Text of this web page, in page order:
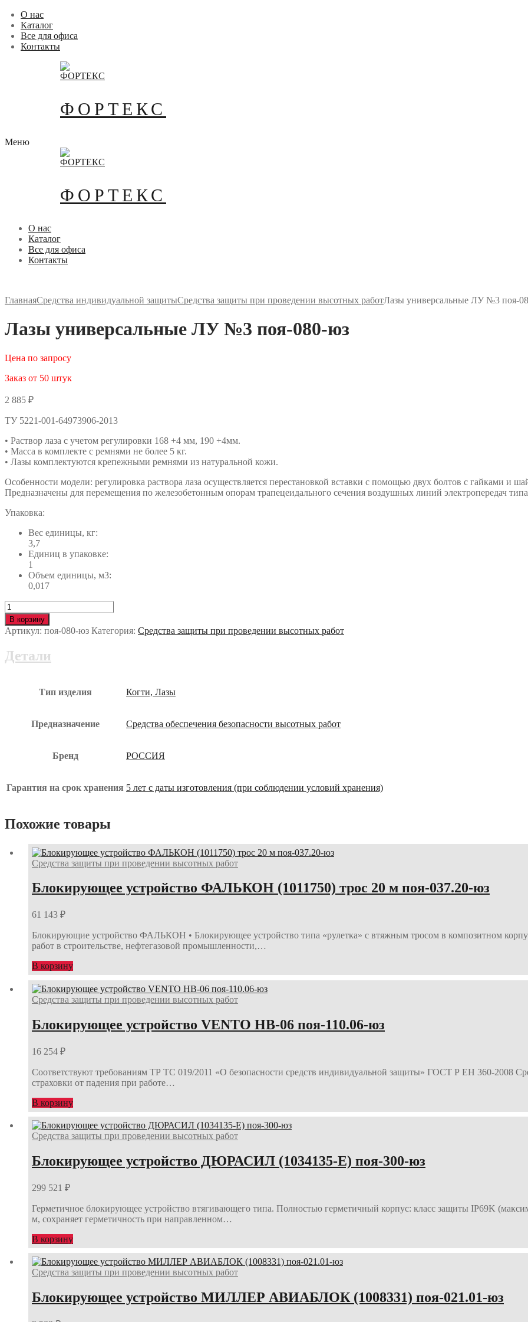
Перейти
содержимому
Меню
Закрыть
О нас
Каталог
Все для офиса
Контакты
ФОРТЕКС
Меню
ФОРТЕКС
О нас
Каталог
Все для офиса
Контакты
ГлавнаяСредства индивидуальной защитыСредства защиты при проведении высотных работЛазы универсальные ЛУ №3 поя-
Лазы универсальные ЛУ №3 поя-080-юз
Цена по запросу
Заказ от 50 штук
2 885 ₽
ТУ 5221-001-64973906-2013
• Раствор лаза с учетом регулировки 168 +4 мм, 190 +4мм.
• Масса в комплекте с ремнями не более 5 кг.
• Лазы комплектуются крепежными ремнями из натуральной кожи.
Особенности модели: регулировка раствора лаза осуществляется перестановкой вставки с помощью двух болтов с гайками и
Предназначены для перемещения по железобетонным опорам трапецеидального сечения воздушных линий электропередач
Упаковка:
Вес единицы, кг:
3,7
Единиц в упаковке:
1
Объем единицы, м3:
0,017
Количество
Лазы
универсальные
ЛУ
поя-080-
В корзину
Артикул: поя-080-юз Категория: Средства защиты при проведении высотных работ
Детали
Тип изделия Когти, Лазы
Предназначение Средства обеспечения безопасности высотных работ
Бренд РОССИЯ
Гарантия на срок хранения 5 лет с даты изготовления (при соблюдении условий хранения)
Похожие товары
Средства защиты при проведении высотных работ
Блокирующее устройство ФАЛЬКОН (1011750) трос 20 м поя-037.20-юз
61 143 ₽
Блокирующие устройство ФАЛЬКОН • Блокирующее устройство типа «рулетка» с втяжным тросом в композитном
работ в строительстве, нефтегазовой промышленности,…
В корзину
Средства защиты при проведении высотных работ
Блокирующее устройство VENTO НВ-06 поя-110.06-юз
16 254 ₽
Соответствуют требованиям ТР ТС 019/2011 «О безопасности средств индивидуальной защиты» ГОСТ Р ЕН 360-2008
страховки от падения при работе…
В корзину
Средства защиты при проведении высотных работ
Блокирующее устройство ДЮРАСИЛ (1034135-E) поя-300-юз
299 521 ₽
Герметичное блокирующее устройство втягивающего типа. Полностью герметичный корпус: класс защиты IP69K
м, сохраняет герметичность при направленном…
В корзину
Средства защиты при проведении высотных работ
Блокирующее устройство МИЛЛЕР АВИАБЛОК (1008331) поя-021.01-юз